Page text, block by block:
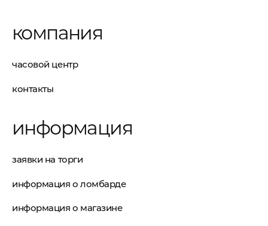
компания
часовой центр
контакты
информация
заявки на торги
информация о ломбарде
информация о магазине